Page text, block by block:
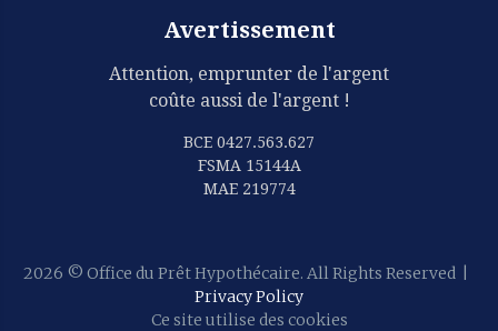
Avertissement
Attention, emprunter de l'argent
coûte aussi de l'argent !
BCE 0427.563.627
FSMA 15144A
MAE 219774
2026 © Office du Prêt Hypothécaire. All Rights Reserved
Privacy Policy
Ce site utilise des cookies